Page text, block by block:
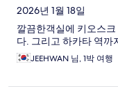
2026년 1월 18일
깔끔한객실에 키오스
다. 그리고 하카타 역까
JEEHWAN 님, 1박 여행